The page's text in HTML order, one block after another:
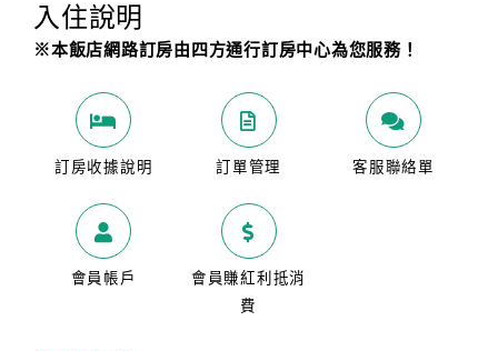
入住說明
※本飯店網路訂房由四方通行訂房中心為您服務！
訂房收據說明 訂單管理 客服聯絡單
會員帳戶
會員賺紅利抵消
費